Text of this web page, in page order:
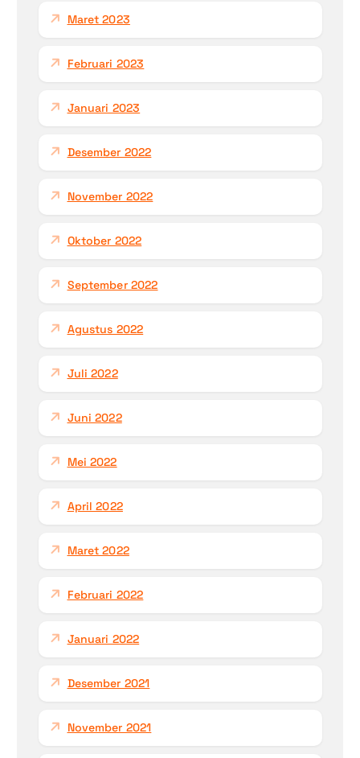
Maret 2023
Februari 2023
Januari 2023
Desember 2022
November 2022
Oktober 2022
September 2022
Agustus 2022
Juli 2022
Juni 2022
Mei 2022
April 2022
Maret 2022
Februari 2022
Januari 2022
Desember 2021
November 2021